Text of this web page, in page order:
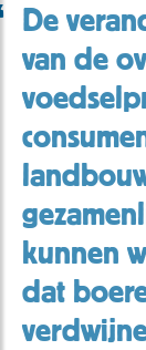
De
van de
kunnen
dat